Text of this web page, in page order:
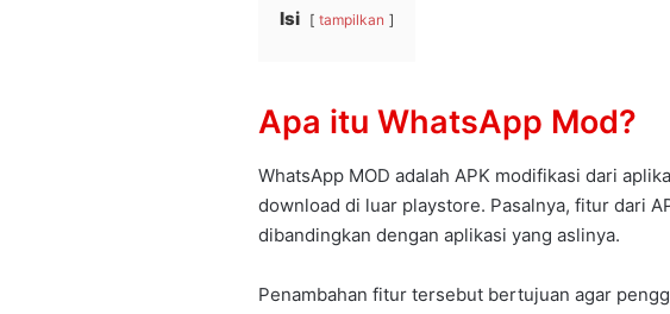
Isi tampilkan
Apa itu WhatsApp Mod?
WhatsApp MOD adalah APK modifikasi dari
download di luar playstore. Pasalnya, fitur dari
dibandingkan dengan aplikasi yang aslinya.
Penambahan fitur tersebut bertujuan agar